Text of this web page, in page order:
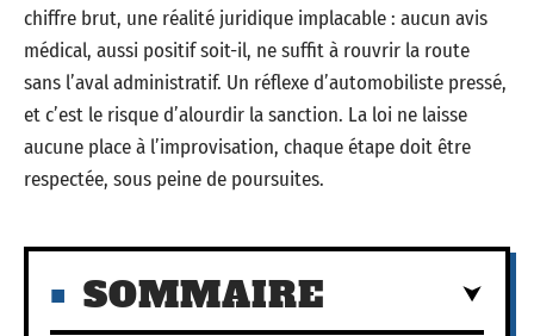
chiffre brut, une réalité juridique implacable : aucun avis
médical, aussi positif soit-il, ne suffit à rouvrir la route
sans l’aval administratif. Un réflexe d’automobiliste pressé,
et c’est le risque d’alourdir la sanction. La loi ne laisse
aucune place à l’improvisation, chaque étape doit être
respectée, sous peine de poursuites.
SOMMAIRE